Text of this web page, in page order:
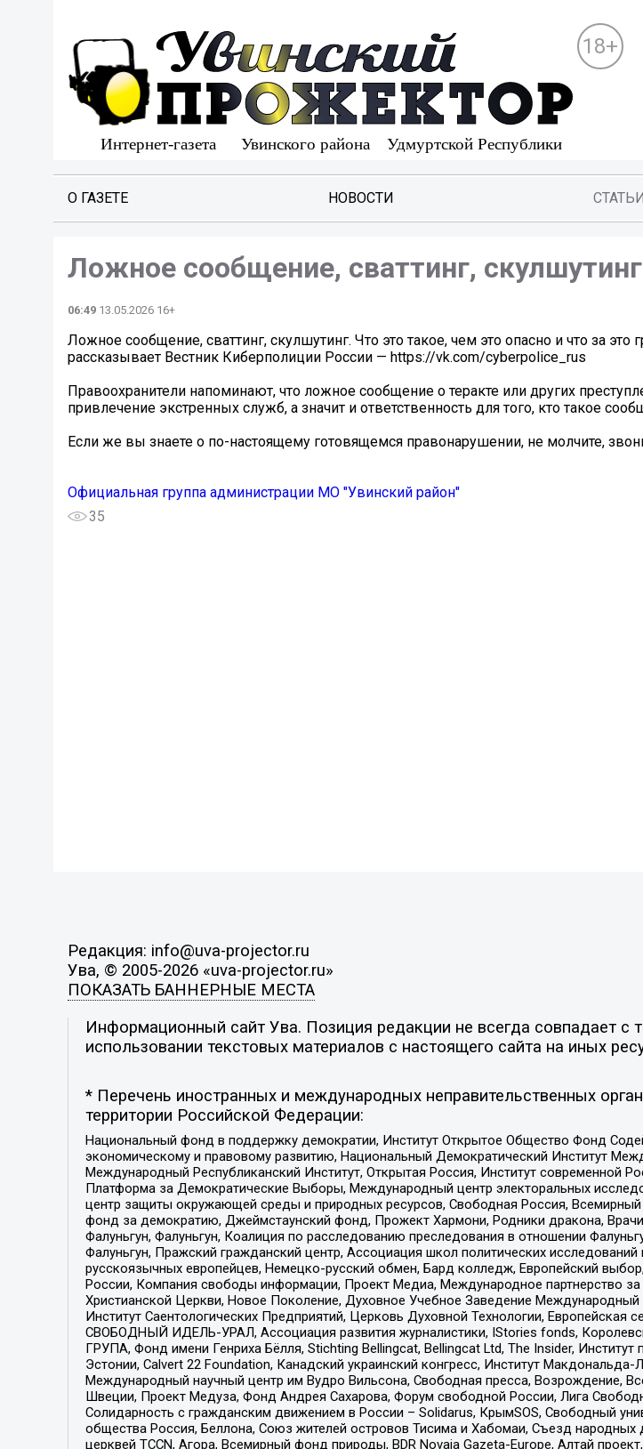
18+
О ГАЗЕТЕ НОВОСТИ СТАТЬИ
Ложное сообщение, сваттинг,
06:49 13.05.2026 16+
Ложное сообщение, сваттинг, скулшутинг. Что это такое, чем это опасно и что за это
рассказывает Вестник Киберполиции России — https://vk.com/cyberpolice_rus
Правоохранители напоминают, что ложное сообщение о теракте или других
привлечение экстренных служб, а значит и ответственность для того, кто такое
Если же вы знаете о по-настоящему готовящемся правонарушении, не молчите,
Официальная группа администрации МО "Увинский район"
35
Редакция: info@uva-projector.ru
Ува, © 2005-2026 «uva-projector.ru»
ПОКАЗАТЬ БАННЕРНЫЕ МЕСТА
Информационный сайт Ува. Позиция редакции не всегда совпадает с
использовании текстовых материалов с настоящего сайта на иных
* Перечень иностранных и международных неправительственных
территории Российской Федерации:
Национальный фонд в поддержку демократии, Институт Открытое Общество Фонд
экономическому и правовому развитию, Национальный Демократический Институт
Международный Республиканский Институт, Открытая Россия, Институт современной
Платформа за Демократические Выборы, Международный центр электоральных
центр защиты окружающей среды и природных ресурсов, Свободная Россия, Всемирный
фонд за демократию, Джеймстаунский фонд, Прожект Хармони, Родники дракона,
Фалуньгун, Фалуньгун, Коалиция по расследованию преследования в отношении
Фалуньгун, Пражский гражданский центр, Ассоциация школ политических
русскоязычных европейцев, Немецко-русский обмен, Бард колледж, Европейский
России, Компания свободы информации, Проект Медиа, Международное партнерство за
Христианской Церкви, Новое Поколение, Духовное Учебное Заведение
Институт Саентологических Предприятий, Церковь Духовной Технологии,
СВОБОДНЫЙ ИДЕЛЬ-УРАЛ, Ассоциация развития журналистики, IStories fonds,
ГРУПА, Фонд имени Генриха Бёлля, Stichting Bellingcat, Bellingcat Ltd, The Insider,
Эстонии, Calvert 22 Foundation, Канадский украинский конгресс, Институт
Международный научный центр им Вудро Вильсона, Свободная пресса, Возрождение,
Швеции, Проект Медуза, Фонд Андрея Сахарова, Форум свободной России, Лига
Солидарность с гражданским движением в России – Solidarus, КрымSOS, Свободный
общества Россия, Беллона, Союз жителей островов Тисима и Хабомаи, Съезд
церквей TCCN, Агора, Всемирный фонд природы, BDR Novaja Gazeta-Europe, Алтай